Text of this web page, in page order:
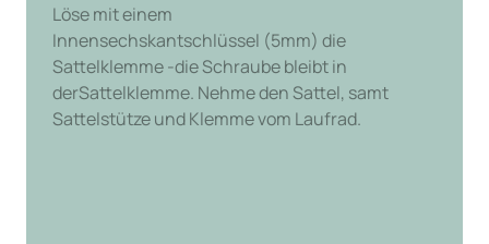
Löse mit einem
Innensechskantschlüssel (5mm) die
Sattelklemme -die Schraube bleibt in
derSattelklemme. Nehme den Sattel, samt
Sattelstütze und Klemme vom Laufrad.